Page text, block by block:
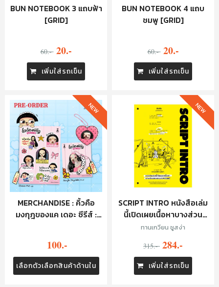
BUN NOTEBOOK 3 แถบฟ้า
[GRID]
60.- 20.-
เพิ่มใส่รถเข็น
BUN NOTEBOOK 4 แถบ
ชมพู [GRID]
60.- 20.-
เพิ่มใส่รถเข็น
MERCHANDISE : คิ้วคือ
มงกุฎของแค เดอะ ซีรีส์ :
100.-
เลือกตัวเลือกสินค้าด้านใน
NEW
SCRIPT INTRO หนังสือเล่ม
นี้เปิดเผยเนื้อหาบางส่วน
ของบทภาพยนตร์
ทานเกวียน ชูสง่า
315.- 284.-
เพิ่มใส่รถเข็น
NEW